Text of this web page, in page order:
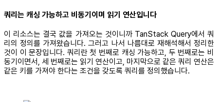
쿼리는 캐싱 가능하고 비동기이며 읽기 연산입니다
이 리소스는 결국 값을 가져오는 것이니까 TanStack Query에서 쿼
리의 정의를 가져왔습니다. 그러고 나서 나름대로 재해석해서 정리한
것이 이 문장입니다. 쿼리란 첫 번째로 캐싱 가능하고, 두 번째로는 비
동기이면서, 세 번째로는 읽기 연산이고, 마지막으로 같은 쿼리 연산은
같은 키를 가져야 한다는 조건을 갖도록 쿼리를 정의했습니다.